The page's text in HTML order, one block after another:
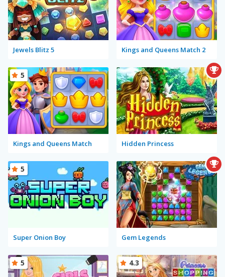
Jewels Blitz 5 Kings and Queens Match 2
Kings and Queens Match
5
Hidden Princess
Super Onion Boy
5
Gem Legends
5 4.3